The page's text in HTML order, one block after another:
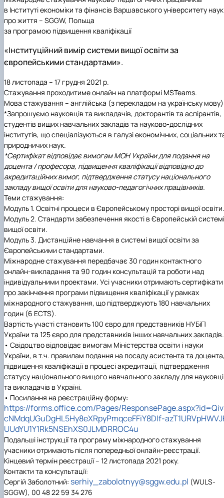
Забезпечення ОПП «Екологічний контроль
аудит»
в Інституті економіки та фінансів Варшавського університету наук
про життя – SGGW, Польща
за програмою підвищення кваліфікації
«Інституційний вимір системи вищої освіти за
європейськими стандартами».
18 листопада – 17 грудня 2021 р.
Стажування проходитиме онлайн на платформі MSTeams.
Мова стажування – англійська (з перекладом на українську
*Запрошуємо науковців та викладачів, докторантів та аспірантів,
студентів вищих навчальних закладів та науково-дослідних
інститутів, що спеціалізуються в галузі економічних, соціальних
природничих наук.
*Сертифікат відповідає вимогам МОН України для подання на
доцента / професора, підвищення кваліфікації відповідно до
акредитаційних вимог, підтвердження статусу національного
закладу вищої освіти для науково-педагогічних працівників.
Теми стажування:
Модуль 1. Освітні процеси в Європейському просторі вищої освіти.
Модуль 2. Стандарти забезпечення якості в Європейській системі
вищої освіти.
Модуль 3. Дистанційне навчання в системі вищої освіти за
Європейськими стандартами.
Міжнародне стажування передбачає 30 годин контактного
онлайн-викладання та 90 годин консультацій та роботи над
індивідуальними проектами. Усі учасники отримають сертифікати
про закінчення програми підвищення кваліфікації у рамках
міжнародного стажування, що підтверджують 180 навчальних
годин (6 ECTS).
Вартість участі становить 100 євро для представників НУБіП
України та 125 євро для представників інших навчальних закладів.
• Свідоцтво відповідає вимогам Міністерства освіти і науки
України, в т.ч. правилам подання на посаду асистента та
підвищення кваліфікації в процесі акредитації, підтвердження
статусу національного вищого навчального закладу для
та викладачів в Україні.
• Посилання на реєстраційну форму:
https://forms.office.com/Pages/
cNMdqUGuDgHL5Hy8eXRpyPmqceFFiY8DIf-
UUdYU1Y1Rk5NSEhXS0JLMDRROC4u
Подальші інструкції та програму міжнародного стажування
учасники отримають після попередньої онлайн-реєстрації.
Кінцевий термін реєстрації – 12 листопада 2021 року.
Контакти та консультації:
Сергій Заболотний: serhiy_zabolotnyy@sggw.edu.pl (WULS-
SGGW), 00 48 22 59 34 276